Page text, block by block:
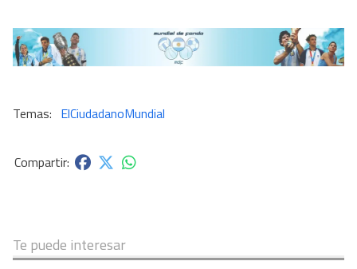
ElCiudadanoMundial
Te puede interesar